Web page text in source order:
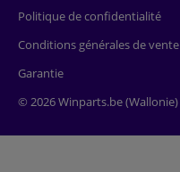
Politique de confidentialité
Conditions générales de vente
Garantie
© 2026 Winparts.be (Wallonie)